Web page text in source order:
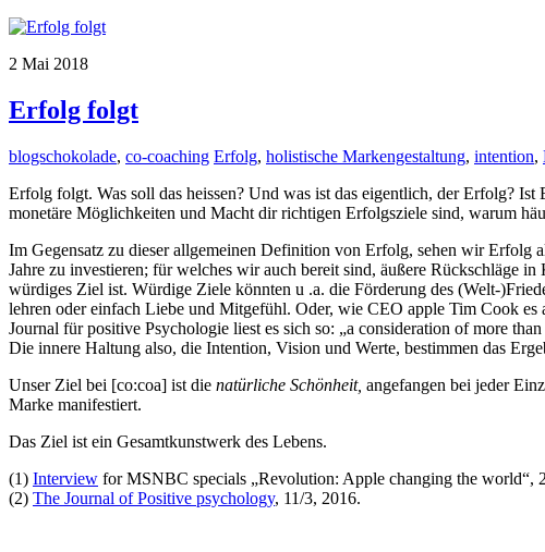
2 Mai 2018
Erfolg folgt
blogschokolade, co-coaching Erfolg, holistische Markengestaltung, intention,
Erfolg folgt. Was soll das heissen? Und was ist das eigentlich, der Erfolg?
monetäre Möglichkeiten und Macht dir richtigen Erfolgsziele sind, warum
Im Gegensatz zu dieser allgemeinen Definition von Erfolg, sehen wir Erfolg
Jahre zu investieren; für welches wir auch bereit sind, äußere Rückschläge
würdiges Ziel ist. Würdige Ziele könnten u .a. die Förderung des (Welt-
lehren oder einfach Liebe und Mitgefühl. Oder, wie CEO apple Tim Cook
Journal für positive Psychologie liest es sich so: „a consideration of more
Die innere Haltung also, die Intention, Vision und Werte, bestimmen das
Unser Ziel bei [co:coa] ist die natürliche Schönheit, angefangen bei jeder
Marke manifestiert.
Das Ziel ist ein Gesamtkunstwerk des Lebens.
(1) Interview for MSNBC specials „Revolution: Apple changing the world“,
(2) The Journal of Positive psychology, 11/3, 2016.